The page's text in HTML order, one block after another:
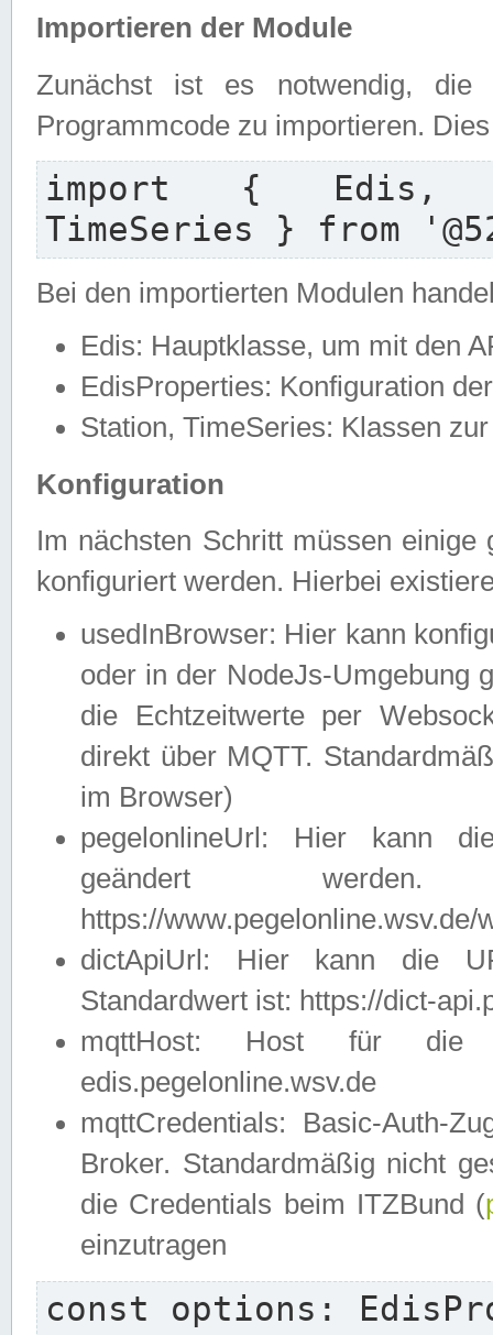
Importieren der Module
Zunächst ist es notwendig, die
Programmcode zu importieren.
import { Edis,
TimeSeries } from
Bei den importierten Modulen
Edis: Hauptklasse, um mit den
EdisProperties: Konfiguration
Station, TimeSeries: Klassen
Konfiguration
Im nächsten Schritt müssen einige
konfiguriert werden. Hierbei
usedInBrowser: Hier kann
oder in der NodeJs-Umgebung
die Echtzeitwerte per
direkt über MQTT.
im Browser)
pegelonlineUrl: Hier kann
geändert
https://
dictApiUrl: Hier kann die
Standardwert ist: https://dict-
mqttHost: Host für die
edis.pegelonline.wsv.de
mqttCredentials: Basic-Auth-
Broker. Standardmäßig nicht
die Credentials beim ITZBund (
einzutragen
const options: